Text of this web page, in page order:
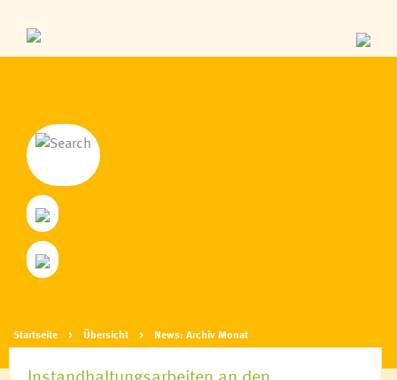
Startseite Übersicht News: Archiv Monat